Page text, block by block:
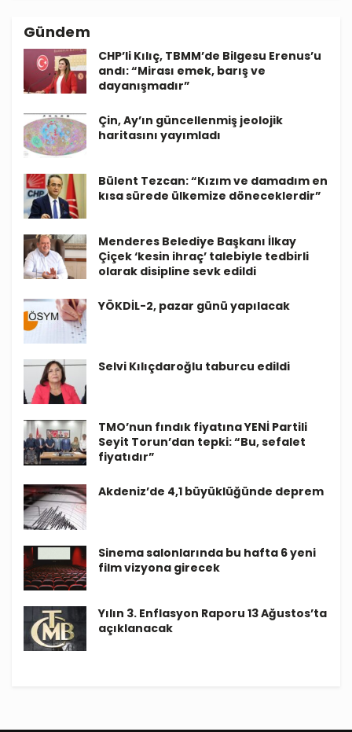
Gündem
CHP’li Kılıç, TBMM’de Bilgesu Erenus’u
andı: “Mirası emek, barış ve
dayanışmadır”
Çin, Ay’ın güncellenmiş jeolojik
haritasını yayımladı
Bülent Tezcan: “Kızım ve damadım en
kısa sürede ülkemize döneceklerdir”
Menderes Belediye Başkanı İlkay
Çiçek ‘kesin ihraç’ talebiyle tedbirli
olarak disipline sevk edildi
YÖKDİL-2, pazar günü yapılacak
Selvi Kılıçdaroğlu taburcu edildi
TMO’nun fındık fiyatına YENİ Partili
Seyit Torun’dan tepki: “Bu, sefalet
fiyatıdır”
Akdeniz’de 4,1 büyüklüğünde deprem
Sinema salonlarında bu hafta 6 yeni
film vizyona girecek
Yılın 3. Enflasyon Raporu 13 Ağustos’ta
açıklanacak